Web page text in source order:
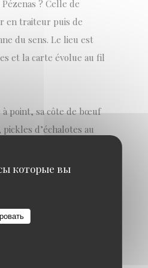
которые вы
? Celle de
en traiteur puis de
du sens. Le lieu est
et la carte évolue au fil
à point, sa côte de bœuf
d’échalotes au
Grand cœur,
et les petits prix